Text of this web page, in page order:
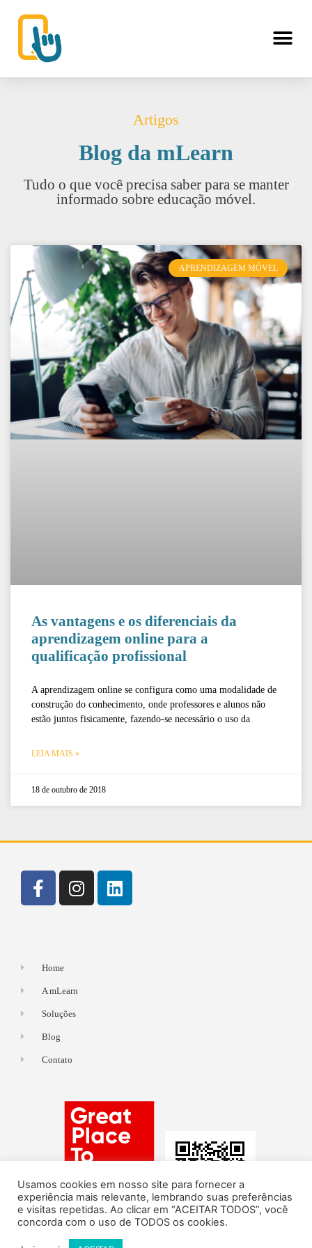
Artigos
Blog da mLearn
Tudo o que você precisa saber para se manter
informado sobre educação móvel.
APRENDIZAGEM MÓVEL
As vantagens e os diferenciais da
aprendizagem online para a
qualificação profissional
A aprendizagem online se configura como uma modalidade de
construção do conhecimento, onde professores e alunos não
estão juntos fisicamente, fazendo-se necessário o uso da
LEIA MAIS »
18 de outubro de 2018
Home
A mLearn
Soluções
Blog
Contato
Usamos cookies em nosso site para fornecer a
experiência mais relevante, lembrando suas preferências
e visitas repetidas. Ao clicar em “ACEITAR TODOS”, você
concorda com o uso de TODOS os cookies.